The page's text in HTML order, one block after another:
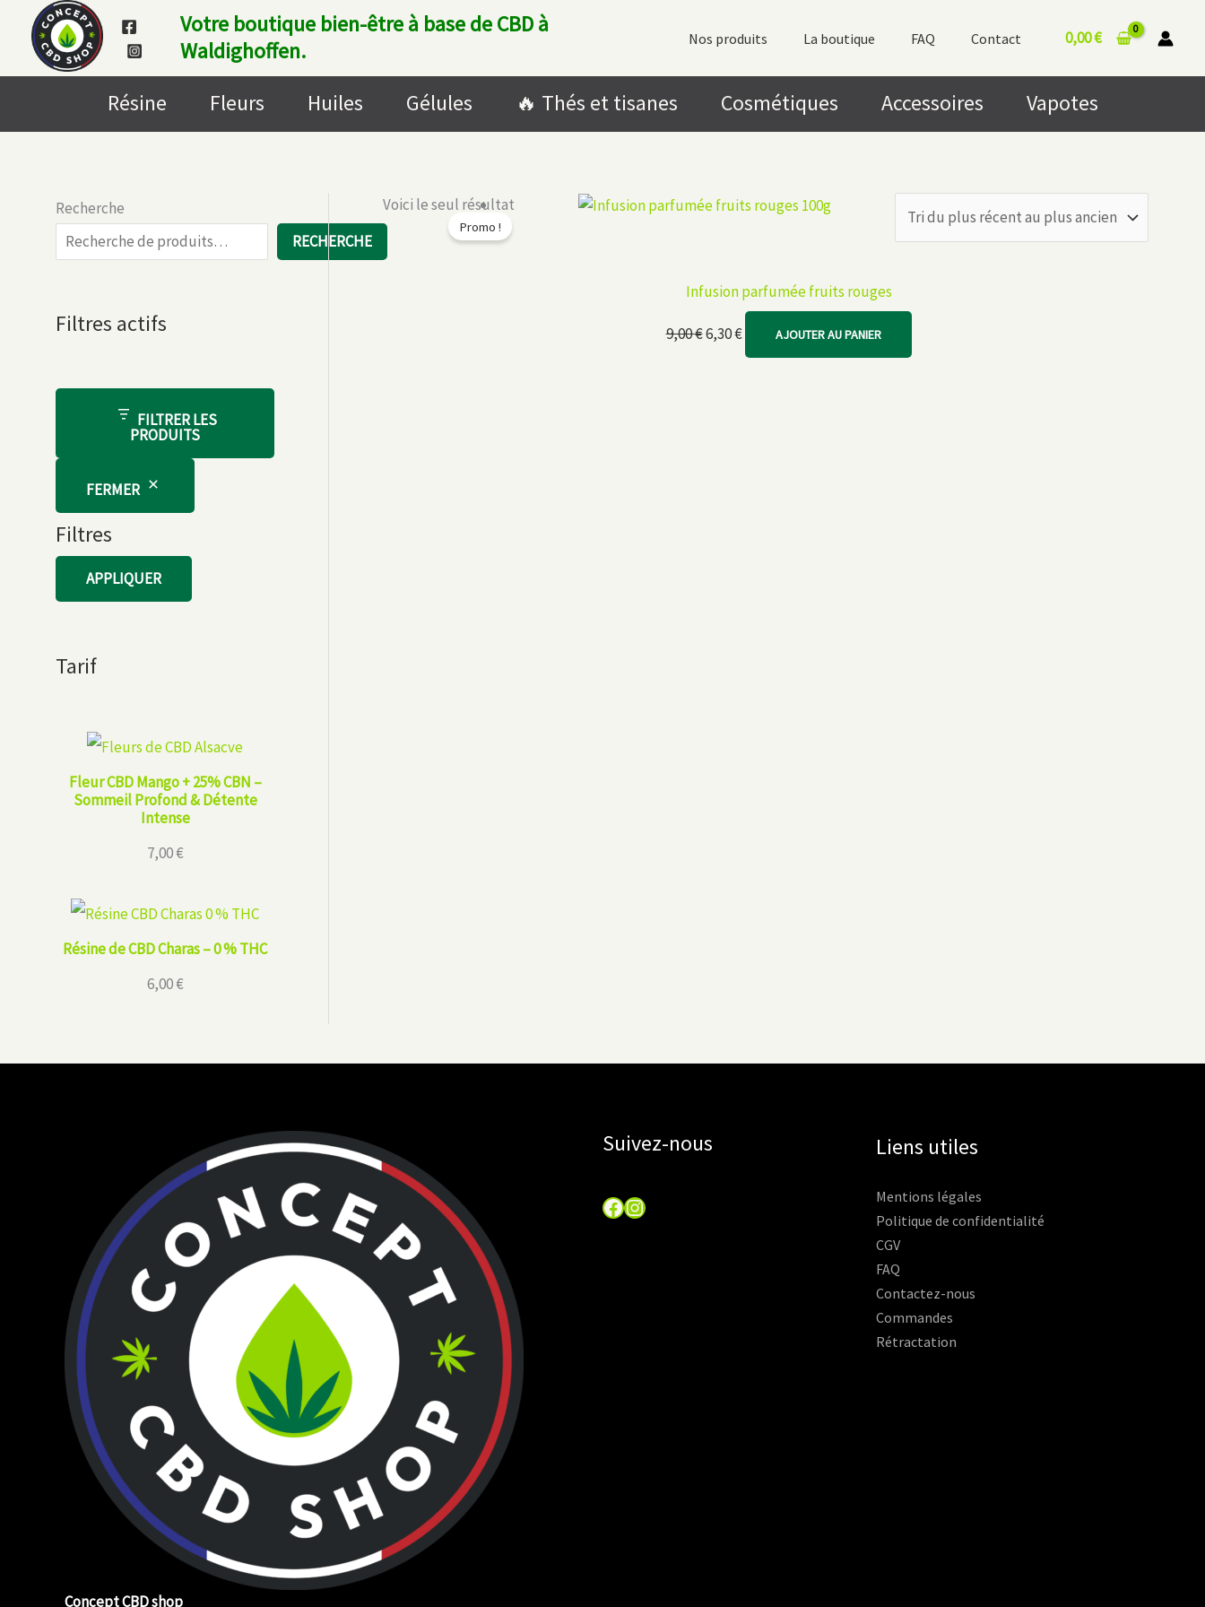
contenu
Votre boutique bien-être à base de CBD à
Waldighoffen.
Nos produits La boutique FAQ Contact 0,00€
Résine Fleurs Huiles Gélules 🔥​ Thés et tisanes Cosmétiques Accessoires Vapotes
Recherche
RECHERCHE
Filtres actifs
FILTRER LES
PRODUITS
FERMER
Filtres
APPLIQUER
Tarif
Fleur CBD Mango + 25% CBN –
Sommeil Profond & Détente
Intense
7,00€
Résine de CBD Charas – 0 % THC
6,00€
Voici le seul résultat
Promo !
Infusion parfumée fruits rouges
9,00€Le
6,30€Le
prix
AJOUTER AU PANIER
Concept CBD shop
Suivez-nous
Facebook
Instagram
Liens utiles
Mentions légales
Politique de confidentialité
CGV
FAQ
Contactez-nous
Commandes
Rétractation